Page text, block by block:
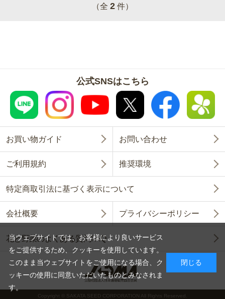
（全 2 件）
公式SNSはこちら
お買い物ガイド お問い合わせ
ご利用規約 推奨環境
特定商取引法に基づく表示について
会社概要 プライバシーポリシー
花と野菜のよくある質問FAQ
Copyright © SAKATA SEED CORPORATION All Rights Reserved.
当ウェブサイトでは、お客様により良いサービス
をご提供するため、クッキーを使用しています。
このまま当ウェブサイトをご使用になる場合、ク
ッキーの使用に同意いただいたものとみなされま
す。
閉じる